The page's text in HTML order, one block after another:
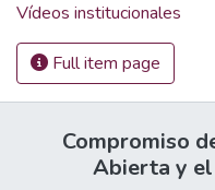
Vídeos institucionales
Full item page
Compromiso
Abierta y